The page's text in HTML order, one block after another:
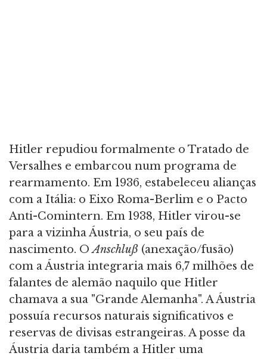
Hitler repudiou formalmente o Tratado de
Versalhes e embarcou num programa de
rearmamento. Em 1936, estabeleceu alianças
com a Itália: o Eixo Roma-Berlim e o Pacto
Anti-Comintern. Em 1938, Hitler virou-se
para a vizinha Áustria, o seu país de
nascimento. OAnschluß (anexação/fusão)
com a Áustria integraria mais 6,7 milhões de
falantes de alemão naquilo que Hitler
chamava a sua "Grande Alemanha". A Áustria
possuía recursos naturais significativos e
reservas de divisas estrangeiras. A posse da
Áustria daria também a Hitler uma